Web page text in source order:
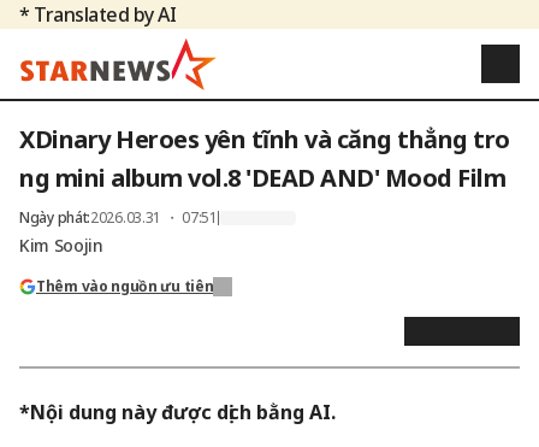
* Translated by AI
XDinary Heroes yên tĩnh và căng thẳng tro
ng mini album vol.8 'DEAD AND' Mood Film
Ngày phát:2026.03.31 ・ 07:51
Kim Soojin
Thêm vào nguồn ưu tiên
*Nội dung này được dịch bằng AI.